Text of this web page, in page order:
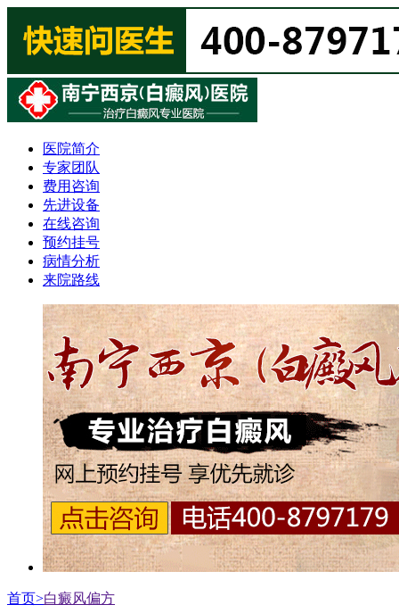
医院简介
专家团队
费用咨询
先进设备
在线咨询
预约挂号
病情分析
来院路线
首页>白癜风偏方